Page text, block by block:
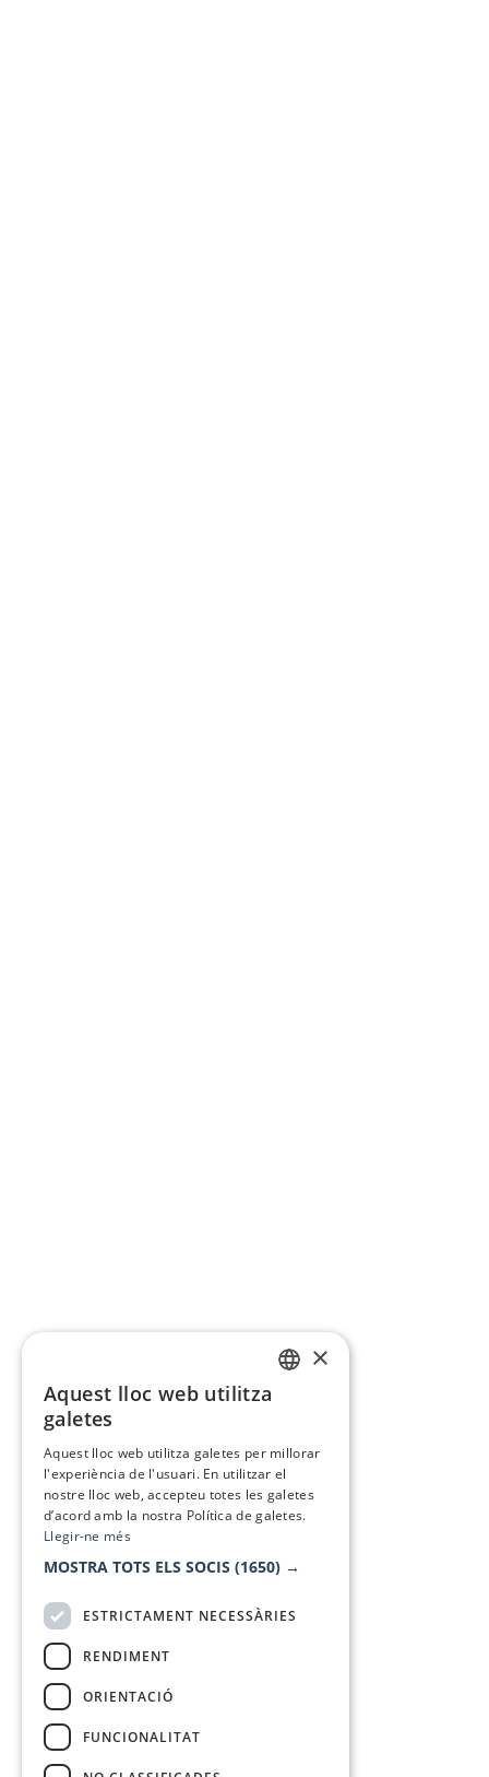
×
Aquest lloc web utilitza
galetes
Aquest lloc web utilitza galetes per millorar
l'experiència de l'usuari. En utilitzar el
nostre lloc web, accepteu totes les galetes
d’acord amb la nostra Política de galetes.
Llegir-ne més
MOSTRA TOTS ELS SOCIS (1650) →
ESTRICTAMENT NECESSÀRIES
RENDIMENT
ORIENTACIÓ
FUNCIONALITAT